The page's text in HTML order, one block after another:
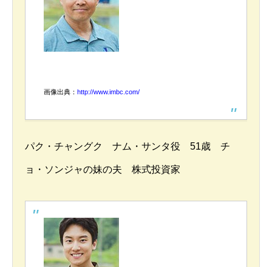
画像出典： http://www.imbc.com/
パク・チャングク ナム・サンタ役 51歳 チ
ョ・ソンジャの妹の夫 株式投資家